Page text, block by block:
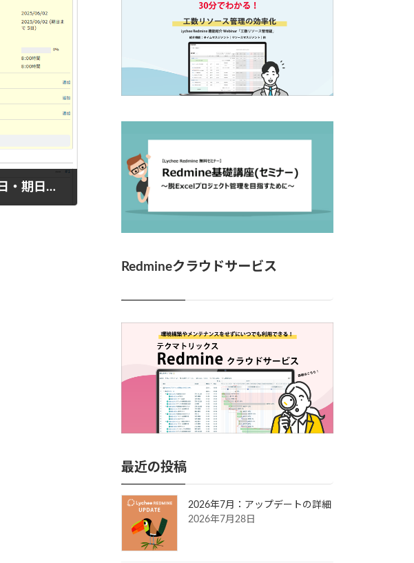
Redmineのチケットの開始日・期日が変更できないときの対処法
Redmineクラウドサービス
最近の投稿
2026年7月：アップデートの詳細
2026年7月28日